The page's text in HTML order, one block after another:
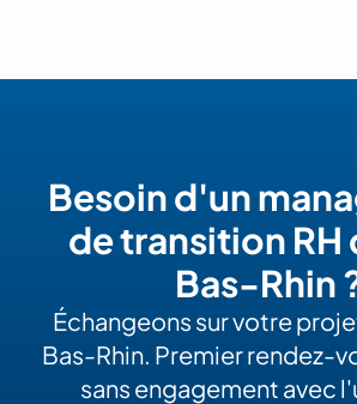
Besoin d'un
de transition RH
Bas-Rhin
Échangeons sur votre
Bas-Rhin. Premier rendez-
sans engagement avec